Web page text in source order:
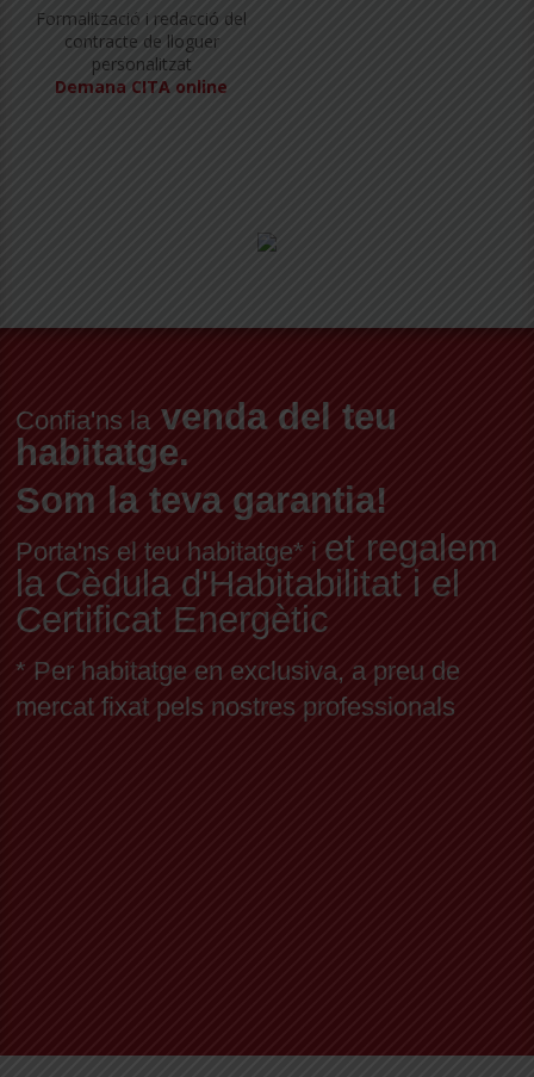
Formalització i redacció del
contracte de lloguer
personalitzat
Demana CITA online
Confia'ns la venda del teu
habitatge.
Som la teva garantia!
Porta'ns el teu habitatge* i et regalem
la Cèdula d'Habitabilitat i el
Certificat Energètic
* Per habitatge en exclusiva, a preu de
mercat fixat pels nostres professionals